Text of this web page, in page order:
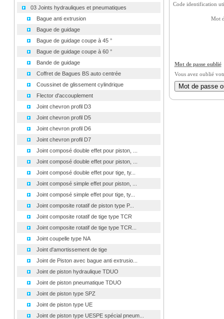
03 Joints hydrauliques et pneumatiques
Bague anti extrusion
Bague de guidage
Bague de guidage coupe à 45 °
Bague de guidage coupe à 60 °
Bande de guidage
Coffret de Bagues BS auto centrée
Coussinet de glissement cylindrique
Flector d'accouplement
Joint chevron profil D3
Joint chevron profil D5
Joint chevron profil D6
Joint chevron profil D7
Joint composé double effet pour piston, ...
Joint composé double effet pour piston, ...
Joint composé double effet pour tige, ty...
Joint composé simple effet pour piston, ...
Joint composé simple effet pour tige, ty...
Joint composite rotatif de piston type P...
Joint composite rotatif de tige type TCR
Joint composite rotatif de tige type TCR...
Joint coupelle type NA
Joint d'amortissement de tige
Joint de Piston avec bague anti extrusio...
Joint de piston hydraulique TDUO
Joint de piston pneumatique TDUO
Joint de piston type SPZ
Joint de piston type UE
Joint de piston type UESPE spécial pneum...
Code identification
Mot
Mot de passe oublié
Vous avez oublié